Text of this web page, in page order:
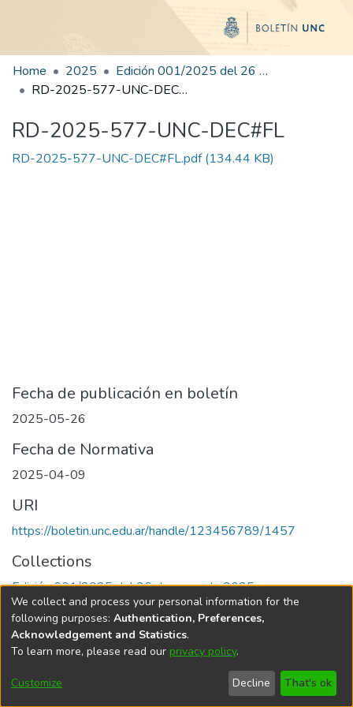
Home 2025
Edición 001/2025 del 26 de mayo de 2025
RD-2025-577-UNC-DEC#FL
RD-2025-577-UNC-DEC#FL
RD-2025-577-UNC-DEC#FL.pdf(134.44 KB)
Fecha de publicación en boletín
2025-05-26
Fecha de Normativa
2025-04-09
URI
https://boletin.unc.edu.ar/handle/123456789/1457
Collections
Edición 001/2025 del 26 de mayo de 2025
Universidad Nacional de Córdoba
We collect and process your personal information for the
following purposes: Authentication, Preferences,
Acknowledgement and Statistics.
To learn more, please read our privacy policy.
Customize Decline That's ok